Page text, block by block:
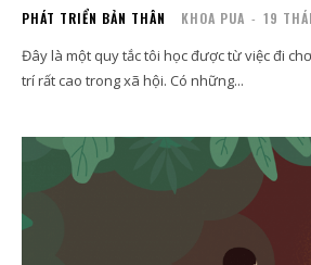
PHÁT TRIỂN BẢN THÂN KHOA PUA - 19
Đây là một quy tắc tôi học được từ việc đi
trí rất cao trong xã hội. Có những...